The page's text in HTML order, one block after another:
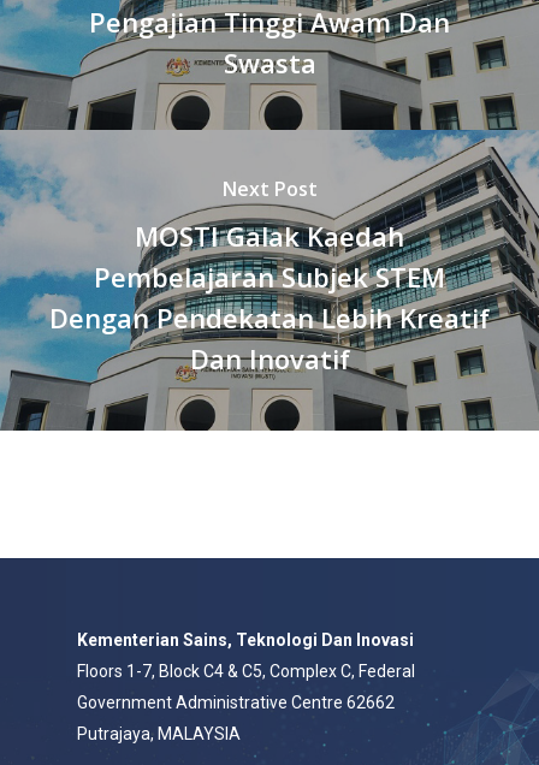
Pengajian Tinggi Awam Dan
Swasta
Next Post
MOSTI Galak Kaedah
Pembelajaran Subjek STEM
Dengan Pendekatan Lebih Kreatif
Dan Inovatif
Kementerian Sains, Teknologi Dan Inovasi
Floors 1-7, Block C4 & C5, Complex C, Federal
Government Administrative Centre 62662
Putrajaya, MALAYSIA